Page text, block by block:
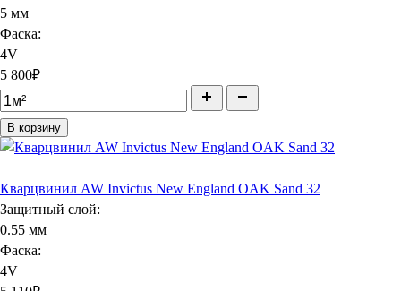
5 мм
Фаска:
4V
5 800₽
В корзину
Кварцвинил AW Invictus New England OAK Sand 32
Защитный слой:
0.55 мм
Фаска:
4V